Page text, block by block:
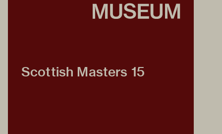
Scottish Masters 15